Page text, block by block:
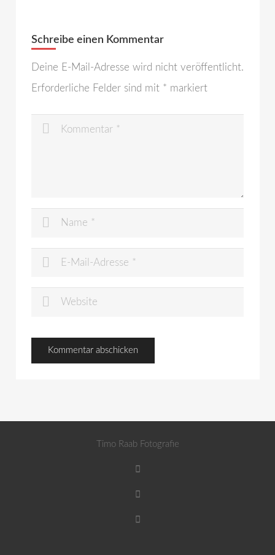
Schreibe einen Kommentar
Deine E-Mail-Adresse wird nicht veröffentlicht.
Erforderliche Felder sind mit * markiert
Timo Raab Fotografie